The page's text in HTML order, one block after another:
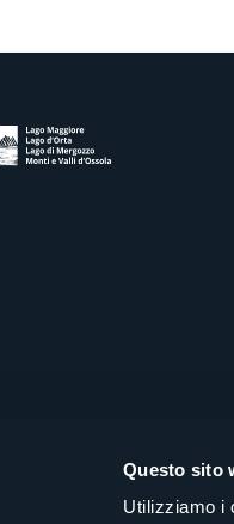
Questo sito
Utilizziamo i